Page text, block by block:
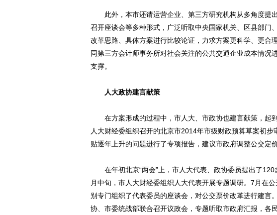
此外，本市还请运营企业、第三方研究机构从多角度提出
召开座谈会等多种形式，广泛听取中央国家机关、区县部门
改革思路、具体方案进行比较论证，力求方案更科学、更合
同第三方会计师事务所对社会关注的公共交通企业成本情况
支撑。
人大政协建言献策
在方案形成的过程中，市人大、市政协也建言献策，起
人大财经委组织召开的北京市2014年市级财政预算草案初
贴逐年上升的问题进行了专项报告，建议市政府调整公交定价
在年初北京“两会”上，市人大代表、政协委员提出了120
月中旬，市人大财经委组织人大代表开展专题调研。7月在
别专门组织了代表委员的座谈会，对公交票价改革进行建言
协、市委统战部联合召开议政会，专题听取市政府汇报，各